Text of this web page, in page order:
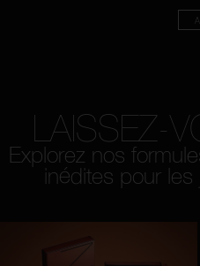
LAISSEZ-
Explorez nos
inédites pour les